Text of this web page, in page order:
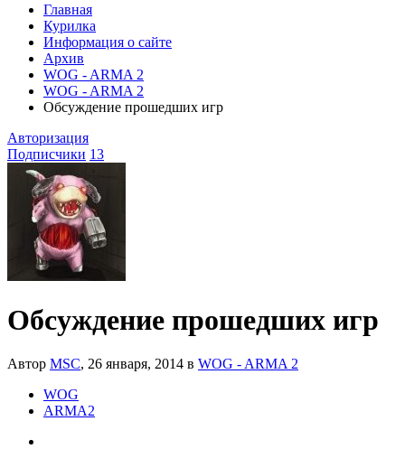
Главная
Курилка
Информация о сайте
Архив
WOG - ARMA 2
WOG - ARMA 2
Обсуждение прошедших игр
Авторизация
Подписчики 13
Обсуждение прошедших игр
Автор MSC, 26 января, 2014 в WOG - ARMA 2
WOG
ARMA2